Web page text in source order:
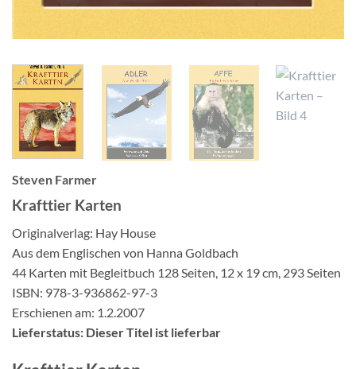
Steven Farmer
Krafttier Karten
Originalverlag: Hay House
Aus dem Englischen von Hanna Goldbach
44 Karten mit Begleitbuch 128 Seiten, 12 x 19 cm, 293 Seiten
ISBN: 978-3-936862-97-3
Erschienen am: 1.2.2007
Lieferstatus: Dieser Titel ist lieferbar